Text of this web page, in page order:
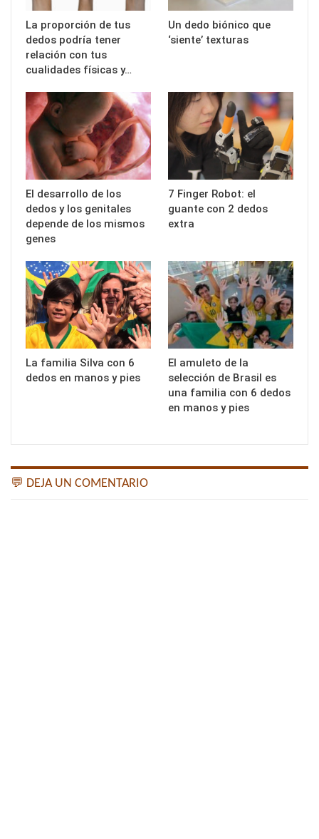
La proporción de tus
dedos podría tener
relación con tus
cualidades físicas y…
Un dedo biónico que
‘siente’ texturas
El desarrollo de los
dedos y los genitales
depende de los mismos
genes
7 Finger Robot: el
guante con 2 dedos
extra
La familia Silva con 6
dedos en manos y pies
El amuleto de la
selección de Brasil es
una familia con 6 dedos
en manos y pies
💬 DEJA UN COMENTARIO